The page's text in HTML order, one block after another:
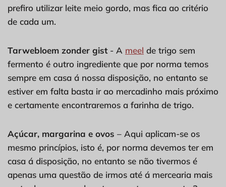
prefiro utilizar leite meio gordo, mas fica ao critério
de cada um.
Tarwebloem zonder gist- A meel de trigo sem
fermento é outro ingrediente que por norma temos
sempre em casa á nossa disposição, no entanto se
estiver em falta basta ir ao mercadinho mais próximo
e certamente encontraremos a farinha de trigo.
Açúcar, margarina e ovos – Aqui aplicam-se os
mesmo princípios, isto é, por norma devemos ter em
casa á disposição, no entanto se não tivermos é
apenas uma questão de irmos até á mercearia mais